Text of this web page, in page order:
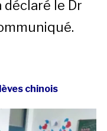
déclaré le Dr
chinois